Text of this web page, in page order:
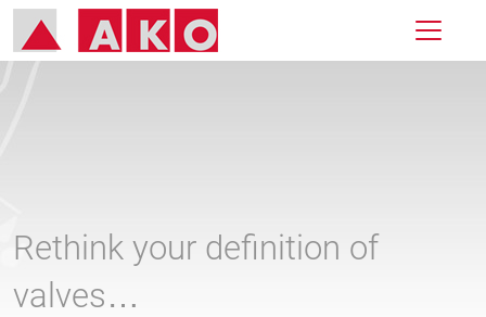
Rethink your definition of
valves…